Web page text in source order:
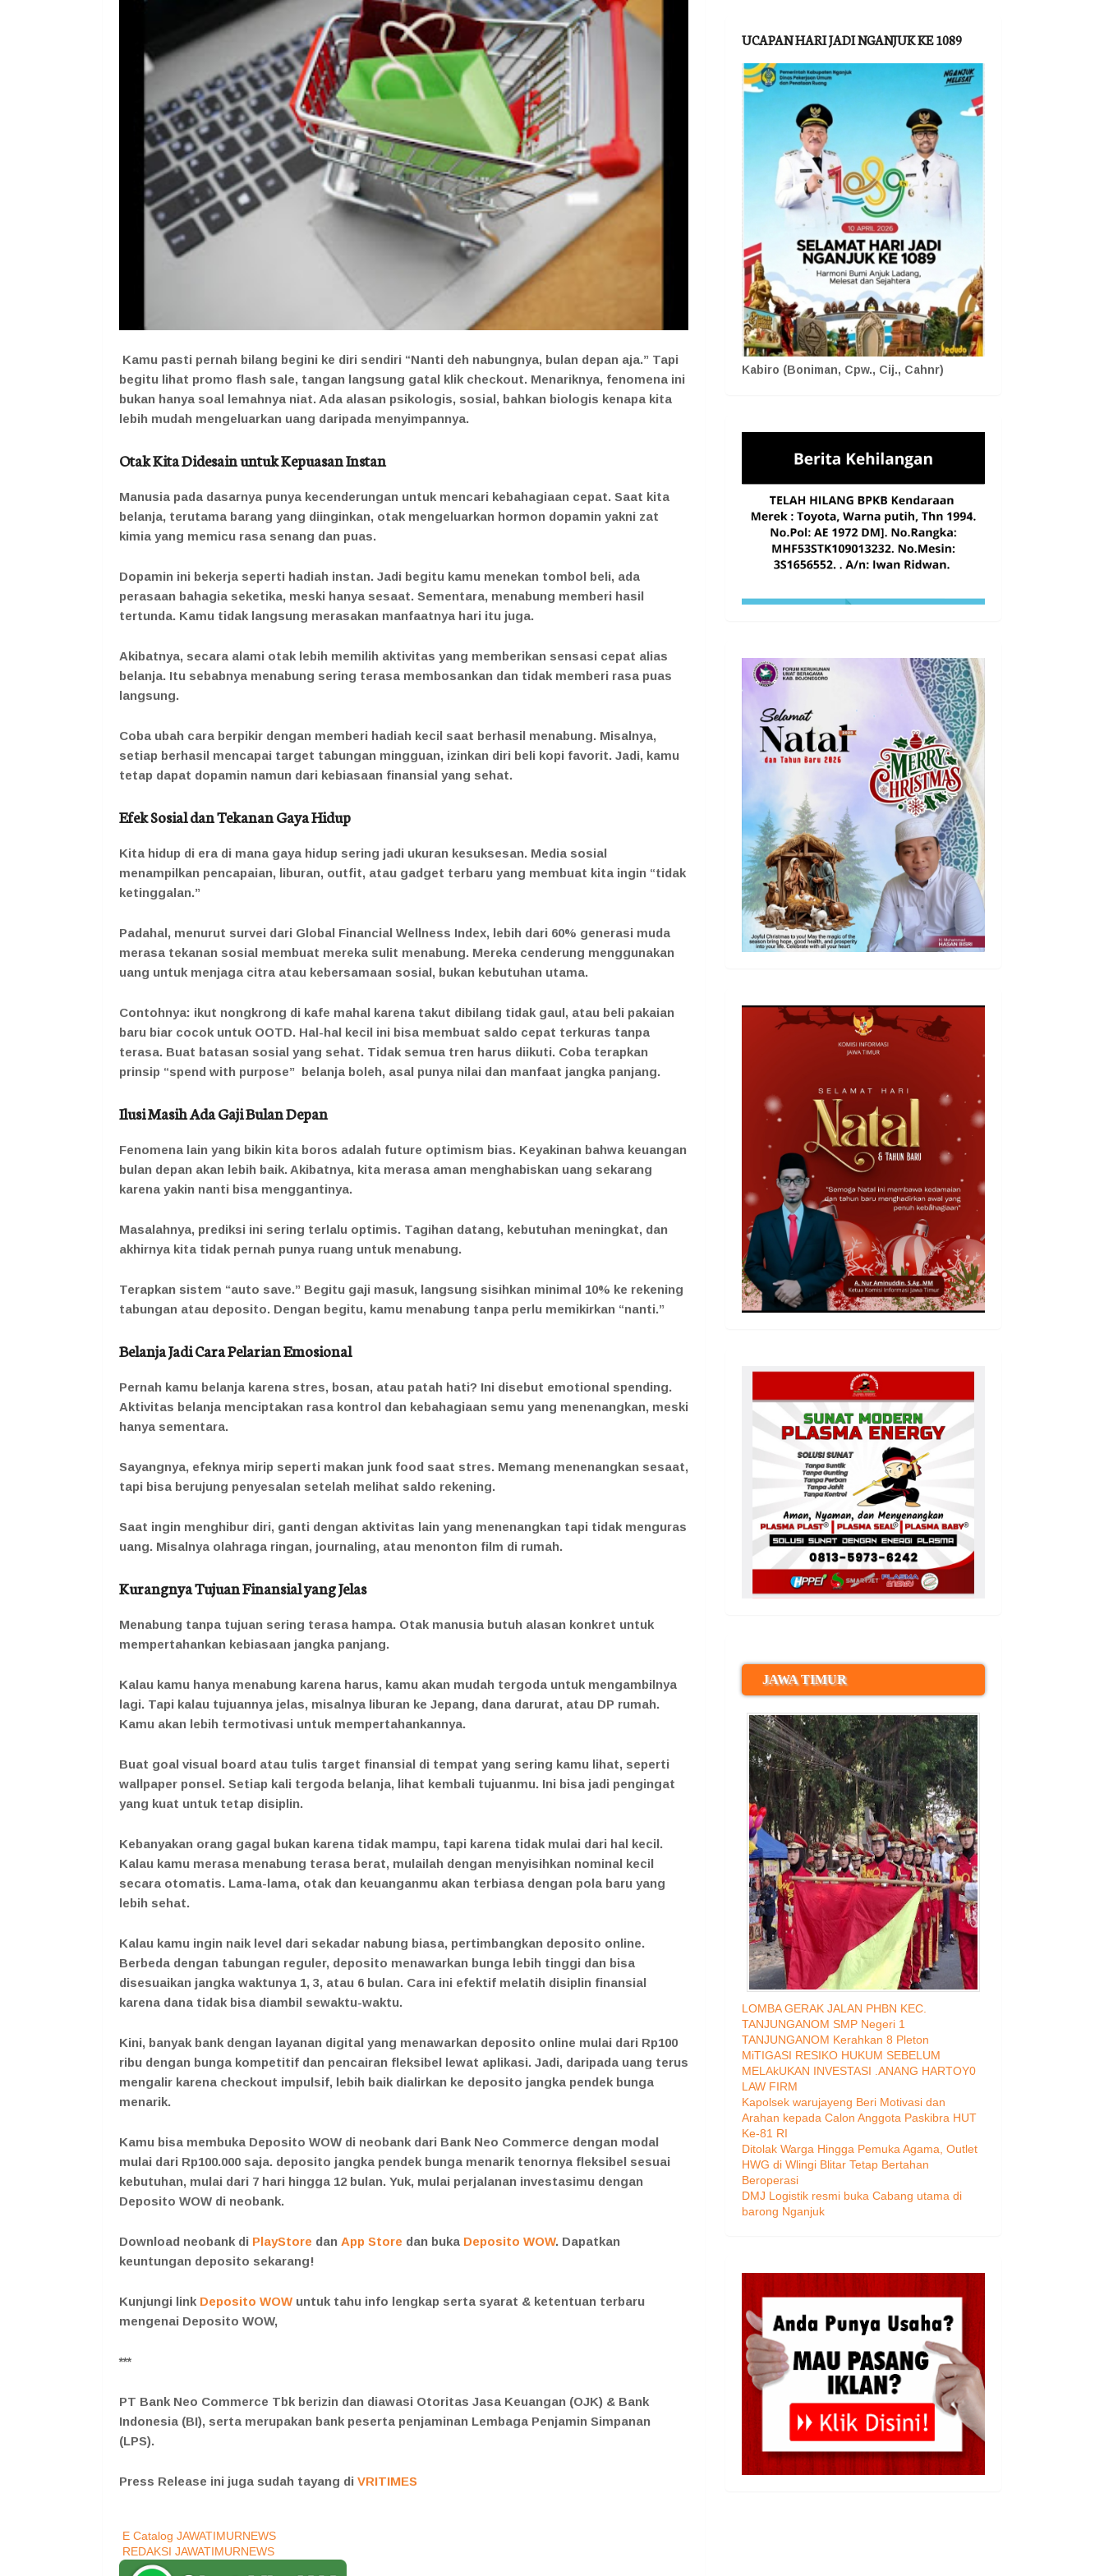
Kamu pasti pernah bilang begini ke diri sendiri “Nanti deh nabungnya, bulan depan aja.” Tapi
begitu lihat promo flash sale, tangan langsung gatal klik checkout. Menariknya, fenomena ini
bukan hanya soal lemahnya niat. Ada alasan psikologis, sosial, bahkan biologis kenapa kita
lebih mudah mengeluarkan uang daripada menyimpannya.
Otak Kita Didesain untuk Kepuasan Instan
Manusia pada dasarnya punya kecenderungan untuk mencari kebahagiaan cepat. Saat kita
belanja, terutama barang yang diinginkan, otak mengeluarkan hormon dopamin yakni zat
kimia yang memicu rasa senang dan puas.
Dopamin ini bekerja seperti hadiah instan. Jadi begitu kamu menekan tombol beli, ada
perasaan bahagia seketika, meski hanya sesaat. Sementara, menabung memberi hasil
tertunda. Kamu tidak langsung merasakan manfaatnya hari itu juga.
Akibatnya, secara alami otak lebih memilih aktivitas yang memberikan sensasi cepat alias
belanja. Itu sebabnya menabung sering terasa membosankan dan tidak memberi rasa puas
langsung.
Coba ubah cara berpikir dengan memberi hadiah kecil saat berhasil menabung. Misalnya,
setiap berhasil mencapai target tabungan mingguan, izinkan diri beli kopi favorit. Jadi, kamu
tetap dapat dopamin namun dari kebiasaan finansial yang sehat.
Efek Sosial dan Tekanan Gaya Hidup
Kita hidup di era di mana gaya hidup sering jadi ukuran kesuksesan. Media sosial
menampilkan pencapaian, liburan, outfit, atau gadget terbaru yang membuat kita ingin “tidak
ketinggalan.”
Padahal, menurut survei dari Global Financial Wellness Index, lebih dari 60% generasi muda
merasa tekanan sosial membuat mereka sulit menabung. Mereka cenderung menggunakan
uang untuk menjaga citra atau kebersamaan sosial, bukan kebutuhan utama.
Contohnya: ikut nongkrong di kafe mahal karena takut dibilang tidak gaul, atau beli pakaian
baru biar cocok untuk OOTD. Hal-hal kecil ini bisa membuat saldo cepat terkuras tanpa
terasa. Buat batasan sosial yang sehat. Tidak semua tren harus diikuti. Coba terapkan
prinsip “spend with purpose” belanja boleh, asal punya nilai dan manfaat jangka panjang.
Ilusi Masih Ada Gaji Bulan Depan
Fenomena lain yang bikin kita boros adalah future optimism bias. Keyakinan bahwa keuangan
bulan depan akan lebih baik. Akibatnya, kita merasa aman menghabiskan uang sekarang
karena yakin nanti bisa menggantinya.
Masalahnya, prediksi ini sering terlalu optimis. Tagihan datang, kebutuhan meningkat, dan
akhirnya kita tidak pernah punya ruang untuk menabung.
Terapkan sistem “auto save.” Begitu gaji masuk, langsung sisihkan minimal 10% ke rekening
tabungan atau deposito. Dengan begitu, kamu menabung tanpa perlu memikirkan “nanti.”
Belanja Jadi Cara Pelarian Emosional
Pernah kamu belanja karena stres, bosan, atau patah hati? Ini disebut emotional spending.
Aktivitas belanja menciptakan rasa kontrol dan kebahagiaan semu yang menenangkan, meski
hanya sementara.
Sayangnya, efeknya mirip seperti makan junk food saat stres. Memang menenangkan sesaat,
tapi bisa berujung penyesalan setelah melihat saldo rekening.
Saat ingin menghibur diri, ganti dengan aktivitas lain yang menenangkan tapi tidak menguras
uang. Misalnya olahraga ringan, journaling, atau menonton film di rumah.
Kurangnya Tujuan Finansial yang Jelas
Menabung tanpa tujuan sering terasa hampa. Otak manusia butuh alasan konkret untuk
mempertahankan kebiasaan jangka panjang.
Kalau kamu hanya menabung karena harus, kamu akan mudah tergoda untuk mengambilnya
lagi. Tapi kalau tujuannya jelas, misalnya liburan ke Jepang, dana darurat, atau DP rumah.
Kamu akan lebih termotivasi untuk mempertahankannya.
Buat goal visual board atau tulis target finansial di tempat yang sering kamu lihat, seperti
wallpaper ponsel. Setiap kali tergoda belanja, lihat kembali tujuanmu. Ini bisa jadi pengingat
yang kuat untuk tetap disiplin.
Kebanyakan orang gagal bukan karena tidak mampu, tapi karena tidak mulai dari hal kecil.
Kalau kamu merasa menabung terasa berat, mulailah dengan menyisihkan nominal kecil
secara otomatis. Lama-lama, otak dan keuanganmu akan terbiasa dengan pola baru yang
lebih sehat.
Kalau kamu ingin naik level dari sekadar nabung biasa, pertimbangkan deposito online.
Berbeda dengan tabungan reguler, deposito menawarkan bunga lebih tinggi dan bisa
disesuaikan jangka waktunya 1, 3, atau 6 bulan. Cara ini efektif melatih disiplin finansial
karena dana tidak bisa diambil sewaktu-waktu.
Kini, banyak bank dengan layanan digital yang menawarkan deposito online mulai dari Rp100
ribu dengan bunga kompetitif dan pencairan fleksibel lewat aplikasi. Jadi, daripada uang terus
mengalir karena checkout impulsif, lebih baik dialirkan ke deposito jangka pendek bunga
menarik.
Kamu bisa membuka Deposito WOW di neobank dari Bank Neo Commerce dengan modal
mulai dari Rp100.000 saja. deposito jangka pendek bunga menarik tenornya fleksibel sesuai
kebutuhan, mulai dari 7 hari hingga 12 bulan. Yuk, mulai perjalanan investasimu dengan
Deposito WOW di neobank.
Download neobank di PlayStore dan App Store dan buka Deposito WOW. Dapatkan
keuntungan deposito sekarang!
Kunjungi link Deposito WOW untuk tahu info lengkap serta syarat & ketentuan terbaru
mengenai Deposito WOW,
***
PT Bank Neo Commerce Tbk berizin dan diawasi Otoritas Jasa Keuangan (OJK) & Bank
Indonesia (BI), serta merupakan bank peserta penjaminan Lembaga Penjamin Simpanan
(LPS).
Press Release ini juga sudah tayang di VRITIMES
E Catalog JAWATIMURNEWS
REDAKSI JAWATIMURNEWS
UCAPAN HARI JADI NGANJUK KE 1089
Kabiro (Boniman, Cpw., Cij., Cahnr)
JAWA TIMUR
LOMBA GERAK JALAN PHBN KEC.
TANJUNGANOM SMP Negeri 1
TANJUNGANOM Kerahkan 8 Pleton
MiTIGASI RESIKO HUKUM SEBELUM
MELAkUKAN INVESTASI .ANANG HARTOY0
LAW FIRM
Kapolsek warujayeng Beri Motivasi dan
Arahan kepada Calon Anggota Paskibra HUT
Ke-81 RI
Ditolak Warga Hingga Pemuka Agama, Outlet
HWG di Wlingi Blitar Tetap Bertahan
Beroperasi
DMJ Logistik resmi buka Cabang utama di
barong Nganjuk